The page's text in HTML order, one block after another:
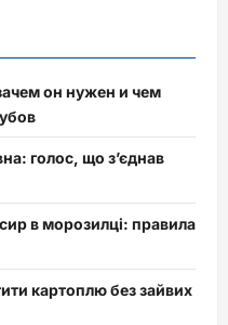
он нужен и чем
голос, що з’єднав
в морозилці: правила
картоплю без зайвих